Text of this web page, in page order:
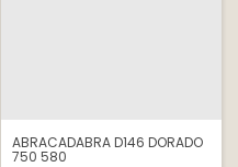
ABRACADABRA D146 DORADO
750 580